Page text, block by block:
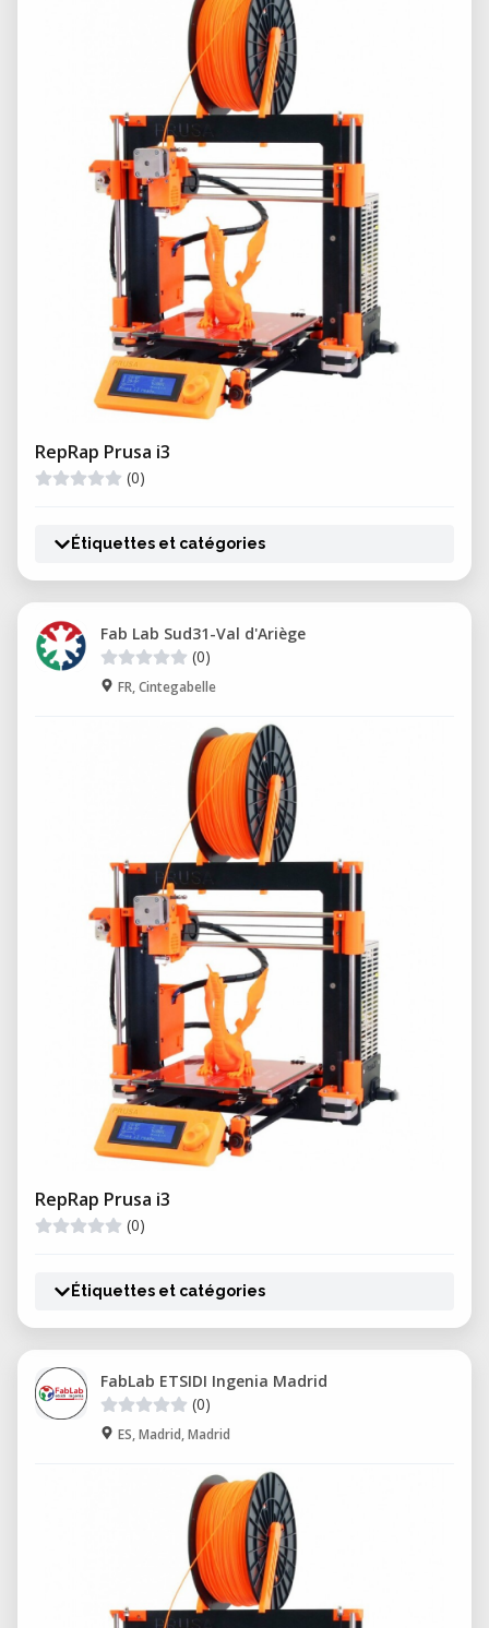
RepRap Prusa i3
(0)
Étiquettes et catégories
Fab Lab Sud31-Val d'Ariège
(0)
FR, Cintegabelle
RepRap Prusa i3
(0)
Étiquettes et catégories
FabLab ETSIDI Ingenia Madrid
(0)
ES, Madrid, Madrid